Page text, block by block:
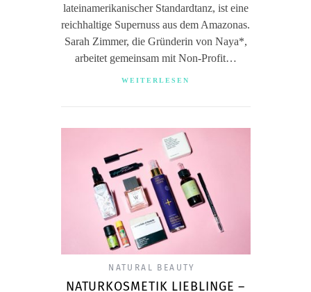
lateinamerikanischer Standardtanz, ist eine
reichhaltige Supernuss aus dem Amazonas.
Sarah Zimmer, die Gründerin von Naya*,
arbeitet gemeinsam mit Non-Profit…
WEITERLESEN
NATURAL BEAUTY
NATURKOSMETIK LIEBLINGE –